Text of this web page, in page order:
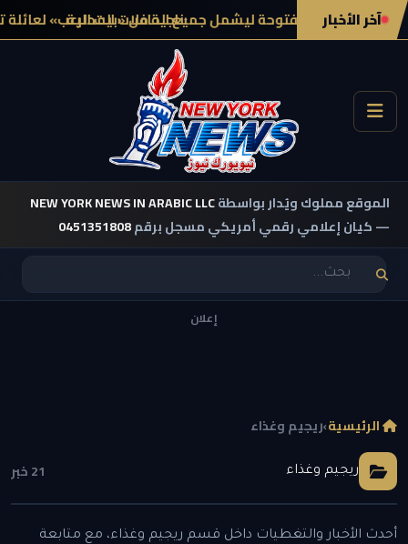
آخر الأخبار ناجية من «بيت الرعب» لعائلة
العربات المفتوحة ليشمل جميع الحافلات المحلية
الموقع مملوك ويُدار بواسطةNEW YORK NEWS IN ARABIC LLC
— كيان إعلامي رقمي أمريكي مسجل برقم0451351808
الرئيسية›ريجيم وغذاء
ريجيم وغذاء 21 خبر
أحدث الأخبار والتغطيات داخل قسم ريجيم وغذاء، مع متابعة